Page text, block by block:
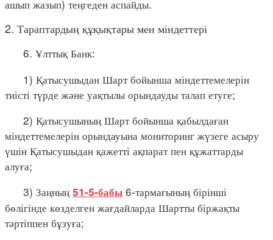
ашып жазып) теңгеден аспайды.
2. Тараптардың құқықтары мен міндеттері
6. Ұлттық Банк:
1) Қатысушыдан Шарт бойынша міндеттемелерін
тиісті түрде және уақтылы орындауды талап етуге;
2) Қатысушының Шарт бойынша қабылдаған
міндеттемелерін орындауына мониторинг жүзеге асыру
үшін Қатысушыдан қажетті ақпарат пен құжаттарды
алуға;
3) Заңның 51-5-бабы 6-тармағының бірінші
бөлігінде көзделген жағдайларда Шартты біржақты
тәртіппен бұзуға;